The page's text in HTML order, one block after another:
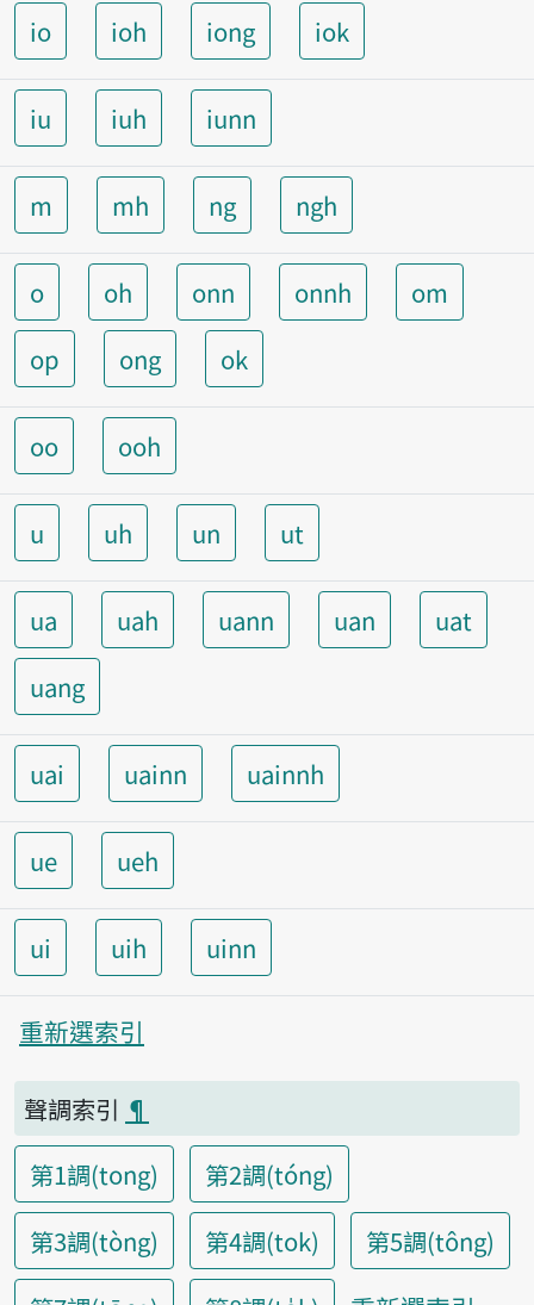
io ioh iong iok
iu iuh iunn
m mh ng ngh
o oh onn onnh
om
op
ong ok
oo ooh
u uh un ut
ua uah uann uan
uat
uang
uai uainn uainnh
ue ueh
ui uih uinn
重新選索引
聲調索引 ¶
第1調(tong)
第2調(tóng)
第3調(tòng)
第4調(tok)
第5調(tông)